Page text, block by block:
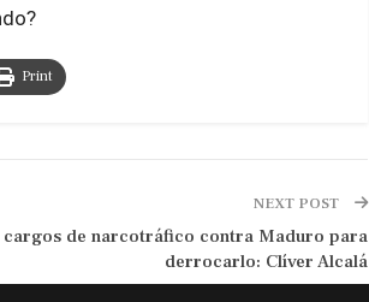
Print
NEXT POST
cargos de narcotráfico contra Maduro para
derrocarlo: Clíver Alcalá